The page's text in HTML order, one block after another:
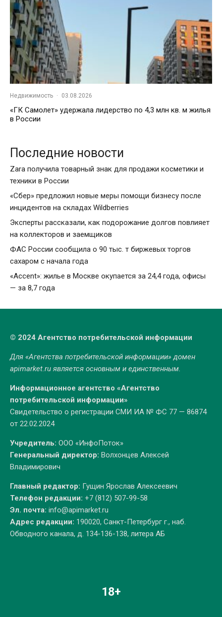
Недвижимость · 03.08.2026
«ГК Самолет» удержала лидерство по 4,3 млн кв. м жилья
в России
Последние новости
Zara получила товарный знак для продажи косметики и
техники в России
«Сбер» предложил новые меры помощи бизнесу после
инцидентов на складах Wildberries
Эксперты рассказали, как подорожание долгов повлияет
на коллекторов и заемщиков
ФАС России сообщила о 90 тыс. т биржевых торгов
сахаром с начала года
«Accent»: жилье в Москве окупается за 24,4 года, офисы
— за 8,7 года
© 2024 Агентство потребительской информации
Для «Агентства потребительской информации» домен
apimarket.ruявляется основным и единственным.
Информационное агентство «Агентство
потребительской информации»
Свидетельство о регистрации СМИ ИА № ФС 77 — 86874
от 22.02.2024
Учредитель: ООО «ИнфоПоток»
Генеральный директор: Волхонцев Алексей
Владимирович
Главный редактор: Гущин Ярослав Алексеевич
Телефон редакции: +7 (812) 507-99-58
Эл. почта: info@apimarket.ru
Адрес редакции: 190020, Санкт-Петербург г., наб.
Обводного канала, д. 134-136-138, литера АБ
18+